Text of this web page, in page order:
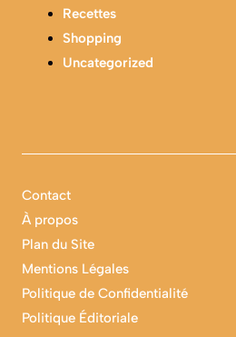
Recettes
Shopping
Uncategorized
Contact
À propos
Plan du Site
Mentions Légales
Politique de Confidentialité
Politique Éditoriale